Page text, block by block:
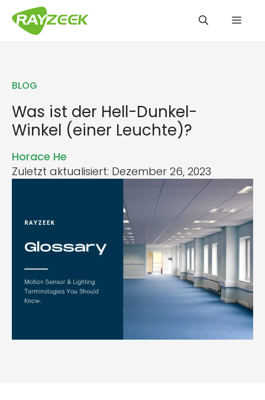
Inhalt
BLOG
Was ist der Hell-Dunkel-
Winkel (einer Leuchte)?
Horace He
Zuletzt aktualisiert: Dezember 26, 2023